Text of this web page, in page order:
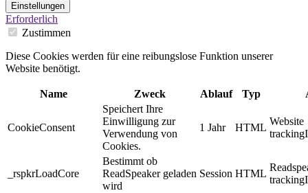
Einstellungen
Erforderlich
Zustimmen
Diese Cookies werden für eine reibungslose Funktion unserer
Website benötigt.
Name Zweck Ablauf Typ
CookieConsent
Speichert Ihre
Einwilligung zur
Verwendung von
Cookies.
1 Jahr HTML
Website
_rspkrLoadCore
Bestimmt ob
ReadSpeaker geladen
wird
Session HTML